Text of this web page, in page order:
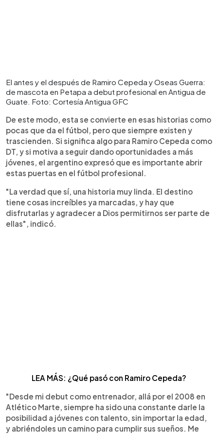
El antes y el después de Ramiro Cepeda y Oseas Guerra:
de mascota en Petapa a debut profesional en Antigua de
Guate. Foto: Cortesía Antigua GFC
De este modo, esta se convierte en esas historias como
pocas que da el fútbol, pero que siempre existen y
trascienden. Si significa algo para Ramiro Cepeda como
DT, y si motiva a seguir dando oportunidades a más
jóvenes, el argentino expresó que es importante abrir
estas puertas en el fútbol profesional.
"La verdad que sí, una historia muy linda. El destino
tiene cosas increíbles ya marcadas, y hay que
disfrutarlas y agradecer a Dios permitirnos ser parte de
ellas", indicó.
LEA MÁS: ¿Qué pasó con Ramiro Cepeda?
"Desde mi debut como entrenador, allá por el 2008 en
Atlético Marte, siempre ha sido una constante darle la
posibilidad a jóvenes con talento, sin importar la edad,
y abriéndoles un camino para cumplir sus sueños. Me